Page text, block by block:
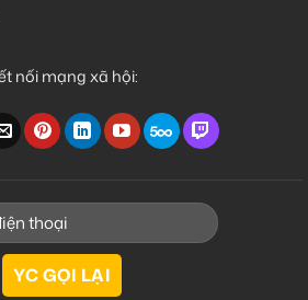
nối mạng xã hội: